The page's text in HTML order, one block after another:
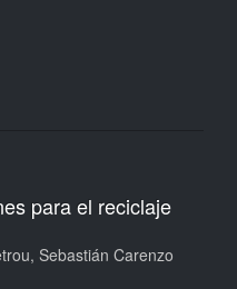
para el reciclaje
Sebastián Carenzo